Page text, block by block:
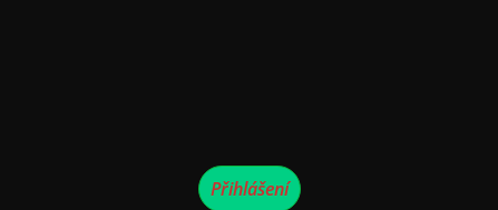
Přihlášení